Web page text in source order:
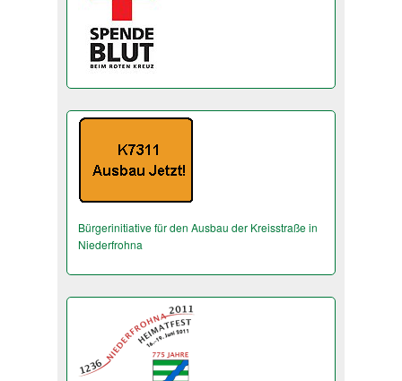
Bürgerinitiative für den Ausbau der Kreisstraße in
Niederfrohna